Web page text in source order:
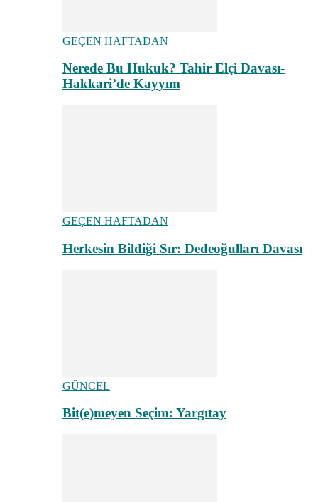
GEÇEN HAFTADAN
Nerede Bu Hukuk? Tahir Elçi Davası-
Hakkari’de Kayyım
GEÇEN HAFTADAN
Herkesin Bildiği Sır: Dedeoğulları Davası
GÜNCEL
Bit(e)meyen Seçim: Yargıtay